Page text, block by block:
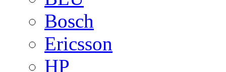
Bosch
Ericsson
HP